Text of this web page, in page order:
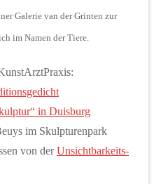
Galerie van der Grinten zur
im Namen der Tiere.
in Duisburg
im Skulpturenpark
von derUnsichtbarkeits-